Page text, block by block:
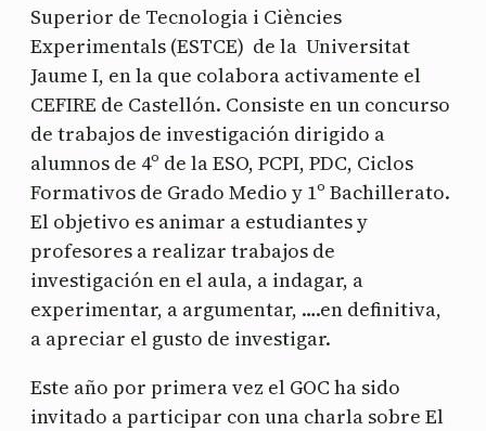
Superior de Tecnologia i Ciències
Experimentals (ESTCE) de la Universitat
Jaume I, en la que colabora activamente el
CEFIRE de Castellón. Consiste en un concurso
de trabajos de investigación dirigido a
alumnos de 4º de la ESO, PCPI, PDC, Ciclos
Formativos de Grado Medio y 1º Bachillerato.
El objetivo es animar a estudiantes y
profesores a realizar trabajos de
investigación en el aula, a indagar, a
experimentar, a argumentar, ….en definitiva,
a apreciar el gusto de investigar.
Este año por primera vez el GOC ha sido
invitado a participar con una charla sobre El